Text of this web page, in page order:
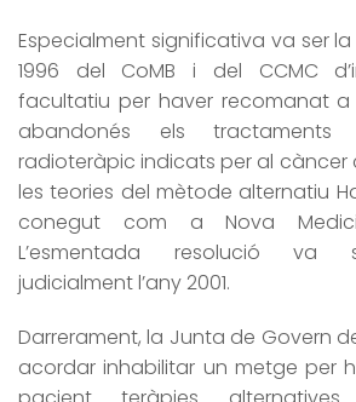
Especialment significativa va ser
1996 del CoMB i del CCMC
facultatiu per haver recomanat
abandonés els tractaments
radioteràpic indicats per al càncer
les teories del mètode alternatiu
conegut com a Nova
L’esmentada resolució va
judicialment l’any 2001.
Darrerament, la Junta de Govern
acordar inhabilitar un metge per